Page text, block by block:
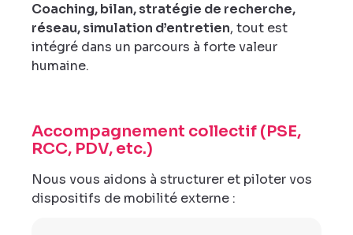
Coaching, bilan, stratégie de recherche,
réseau, simulation d’entretien, tout est
intégré dans un parcours à forte valeur
humaine.
Accompagnement collectif (PSE,
RCC, PDV, etc.)
Nous vous aidons à structurer et piloter vos
dispositifs de mobilité externe :